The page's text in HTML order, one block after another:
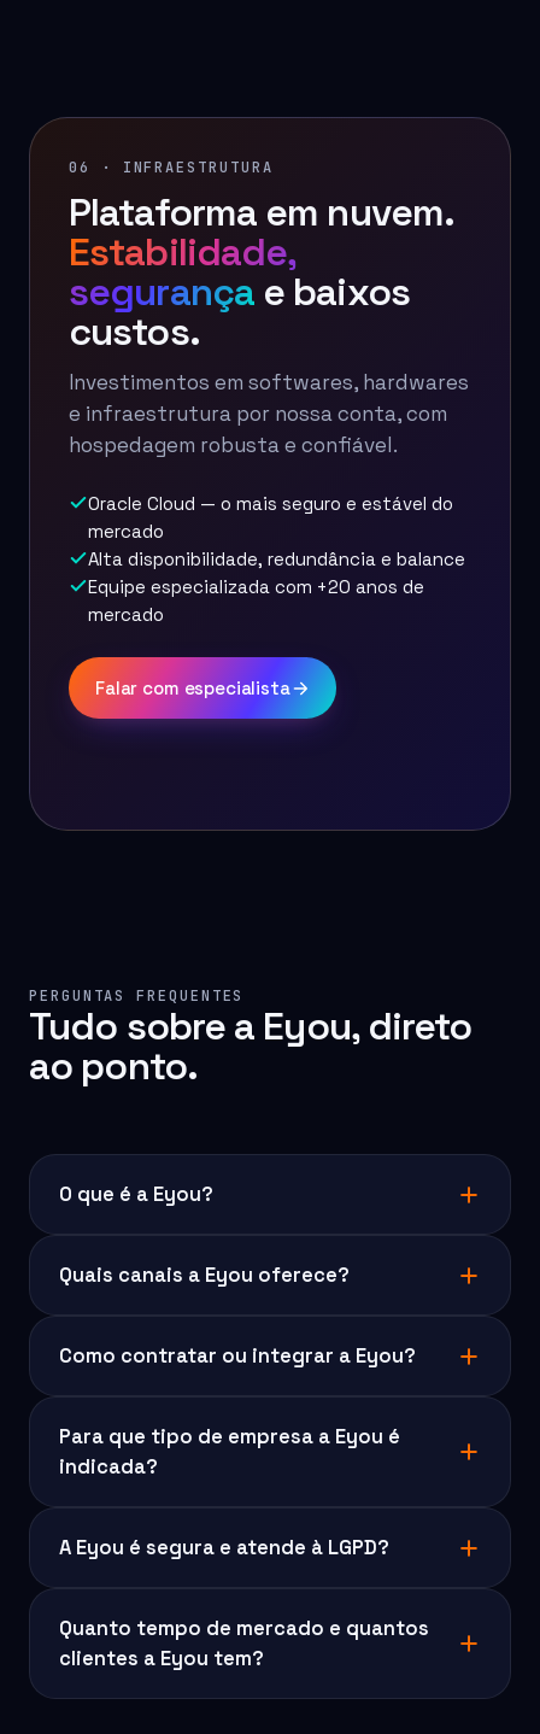
06 · INFRAESTRUTURA
Plataforma em nuvem.
Estabilidade,
segurançae baixos
custos.
Investimentos em softwares, hardwares
e infraestrutura por nossa conta, com
hospedagem robusta e confiável.
Oracle Cloud — o mais seguro e estável do
mercado
Alta disponibilidade, redundância e balance
Equipe especializada com +20 anos de
mercado
Falar com especialista
PERGUNTAS FREQUENTES
Tudo sobre a Eyou, direto
ao ponto.
O que é a Eyou?
Quais canais a Eyou oferece?
Como contratar ou integrar a Eyou?
Para que tipo de empresa a Eyou é
indicada?
A Eyou é segura e atende à LGPD?
Quanto tempo de mercado e quantos
clientes a Eyou tem?